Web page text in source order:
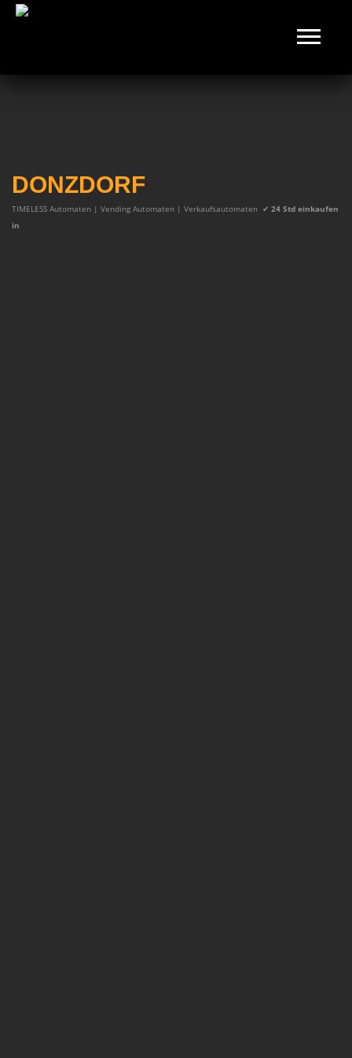
DONZDORF
TIMELESS Automaten | Vending Automaten | Verkaufsautomaten ✔ 24 Std einkaufen
in